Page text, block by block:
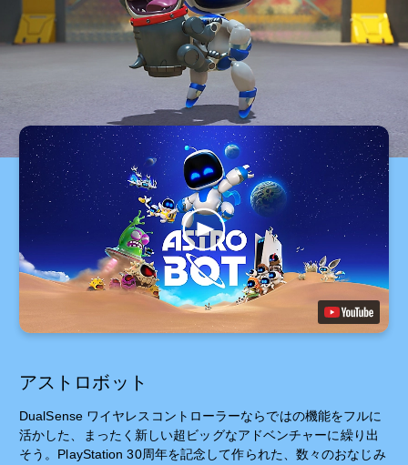
アストロボット
DualSense ワイヤレスコントローラーならではの機能をフルに
活かした、まったく新しい超ビッグなアドベンチャーに繰り出
そう。PlayStation 30周年を記念して作られた、数々のおなじみ